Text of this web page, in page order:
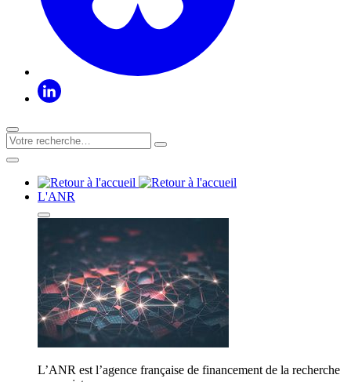
L'ANR
L’ANR est l’agence française de financement de la recherche